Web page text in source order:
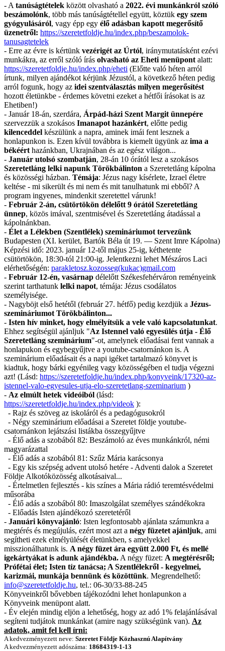
- A tanúságtételek között olvasható a 2022. évi munkánkról szóló
beszámolónk, több más tanúságtétellel együtt, köztük egy szem
gyógyulásáról, vagy épp egy élő adásban kapott megerősítő
üzenetről: https://szeretetfoldje.hu/index.php/beszamolok-
tanusagtetelek
- Erre az évre is kértünk vezérigét az Úrtól, iránymutatásként ezévi
munkákra, az erről szóló írás olvasható az Eheti menüpont alatt:
https://szeretetfoldje.hu/index.php/eheti (Előtte való héten arról
írtunk, milyen ajándékot kérjünk Jézustól, a következő héten pedig
arról fogunk, hogy az idei szentválasztás milyen megerősítést
hozott életünkbe - érdemes követni ezeket a hétfői írásokat is az
Ehetiben!)
- Január 18-án, szerdára, Árpád-házi Szent Margit ünnepére
szervezzük a szokásos Imanapot hazánkért, előtte pedig
kilenceddel készülünk a napra, aminek imái fent lesznek a
honlapunkon is. Ezen kívül továbbra is kiemelt ügyünk az ima a
békéért hazánkban, Ukrajnában és az egész világon...
- Január utolsó szombatján, 28-án 10 órától lesz a szokásos
Szeretetláng lelki napunk Törökbálinton a Szeretetláng kápolna
és közösségi házban. Témája: Jézus nagy kísérlete, Izrael életre
keltése - mi sikerült és mi nem és mit tanulhatunk mi ebből? A
program ingyenes, mindenkit szeretettel várunk!
- Február 2-án, csütörtökön délelőtt 9 órától Szeretetláng
ünnep, közös imával, szentmisével és Szeretetláng átadással a
kápolnánkban.
- Élet a Lélekben (Szentlélek) szemináriumot tervezünk
Budapesten (XI. kerület, Bartók Béla út 19. ― Szent Imre Kápolna)
Képzési idő: 2023. január 12-től május 25-ig, kéthetente
csütörtökön, 18:30-tól 21:00-ig. Jelentkezni lehet Mészáros Laci
elérhetőségén: parakletosz.kozosseg(kukac)gmail.com
- Február 12-én, vasárnap délelőtt Székesfehérváron reményeink
szerint tarthatunk lelki napot, témája: Jézus csodálatos
személyisége.
- Nagyböjt első hetétől (február 27. hétfő) pedig kezdjük a Jézus-
szemináriumot Törökbálinton...
- Isten hív minket, hogy elmélyítsük a vele való kapcsolatunkat.
Ehhez segítségül ajánljuk "Az Istennel való egyesülés útja - Élő
Szeretetláng szeminárium"-ot, amelynek előadásai fent vannak a
honlapukon és egybegyűjtve a youtube-csatornánkon is. A
szeminárium előadásait és a napi igéket tartalmazó könyvet is
kiadtuk, hogy bárki egyénileg vagy közösségében el tudja végezni
azt! (Lásd: https://szeretetfoldje.hu/index.php/konyveink/17320-az-
istennel-valo-egyesules-utja-elo-szeretetlang-szeminarium )
- Az elmúlt hetek videóiból (lásd:
https://szeretetfoldje.hu/index.php/videok ):
- Rajz és szöveg az iskoláról és a pedagógusokról
- Négy szeminárium előadásai a Szeretet földje youtube-
csatornánkon lejátszási listákba összegyűjtve
- Élő adás a szobából 82: Beszámoló az éves munkánkról, némi
magyarázattal
- Élő adás a szobából 81: Szűz Mária karácsonya
- Egy kis szépség advent utolsó hetére - Adventi dalok a Szeretet
Földje Alkotóközösség alkotásaival...
- Értelmetlen fejlesztés - kis színes a Mária rádió teremtésvédelmi
műsorába
- Élő adás a szobából 80: Imaszolgálat személyes szándékokra
- Előadás Isten ajándékozó szeretetéről
- Januári könyvajánló: Isten legfontosabb ajánlata számunkra a
megtérés és megújulás, ezért most azt a négy füzetet ajánljuk, ami
segítheti ezek elmélyülését életünkben, s amelyekkel
misszionálhatunk is. A négy füzet ára együtt 2.000 Ft, és mellé
igekártyákat is adunk ajándékba. A négy füzet: A megtérésről;
Prófétai élet; Isten tíz tanácsa; A Szentlélekről - kegyelmei,
karizmái, munkája bennünk és közöttünk. Megrendelhető:
info@szeretetfoldje.hu, tel.: 06-30/33-88-245
Könyveinkről bővebben tájékozódni lehet honlapunkon a
Könyveink menüpont alatt.
- Év elején mindig eljön a lehetőség, hogy az adó 1% felajánlásával
segíteni tudjátok munkánkat (amire nagy szükségünk van). Az
adatok, amit fel kell írni:
A kedvezményezett neve: Szeretet Földje Közhasznú Alapítvány
A kedvezményezett adószáma: 18684319-1-13